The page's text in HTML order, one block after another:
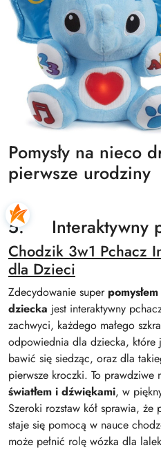
Pomysły na nieco
pierwsze urodziny
5. Interaktywny
Chodzik 3w1 Pchacz
dla Dzieci
Zdecydowanie super
dziecka jest interaktywny
zachwyci, każdego małego
odpowiednia dla dziecka, które
bawić się siedząc, oraz dla
pierwsze kroczki. To prawdziwe
światłem i dźwiękami, w
Szeroki rozstaw kół sprawia,
staje się pomocą w nauce
może pełnić rolę wózka dla